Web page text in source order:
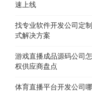
速上线
找专业软件开发公司定
式解决方案
游戏直播成品源码公司
权供应商盘点
体育直播平台开发公司